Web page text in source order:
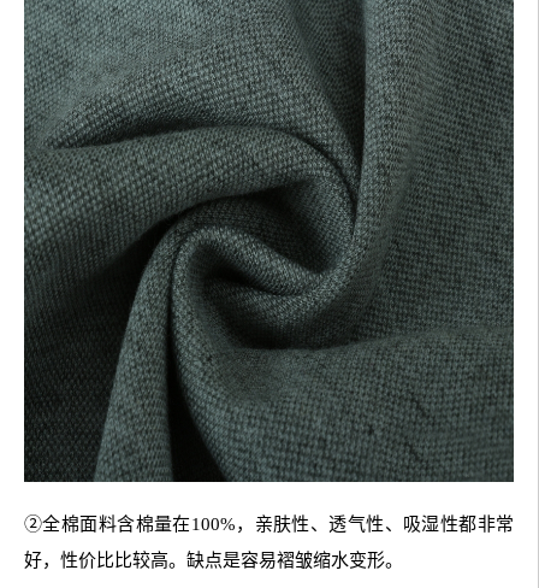
②全棉面料含棉量在100%，亲肤性、透气性、吸湿性都非常
好，性价比比较高。缺点是容易褶皱缩水变形。